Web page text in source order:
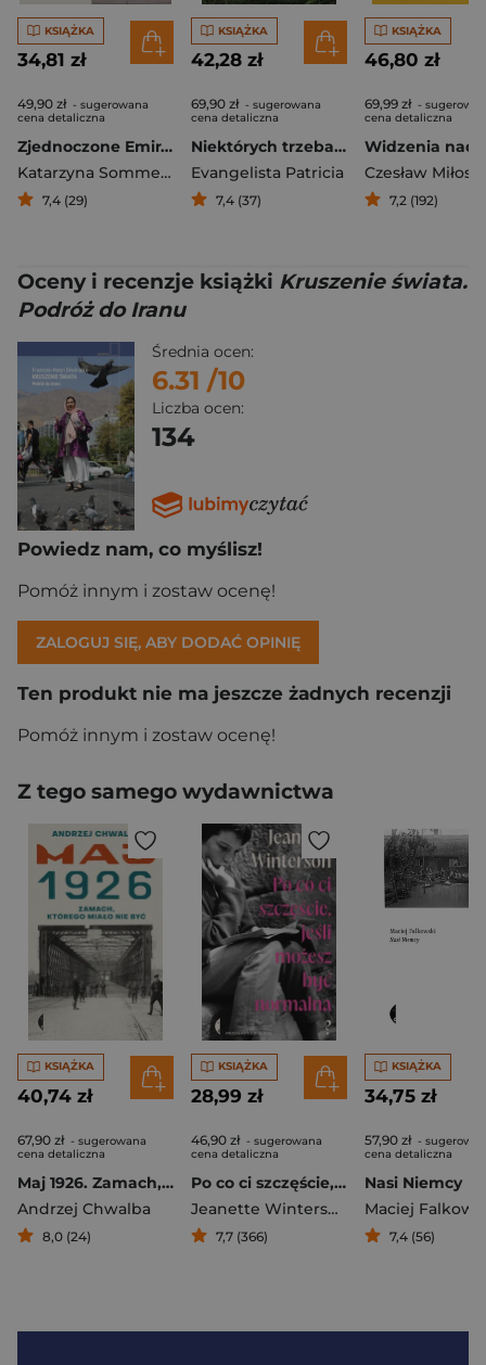
KSIĄŻKA
34,81 zł
49,90 zł - sugerowana
cena detaliczna
Zjednoczone Emiraty Arabskie. Codzienność, której nie widać na zdjęciach
Katarzyna Sommerfeld-Pluta
7,4 (29)
KSIĄŻKA
42,28 zł
69,90 zł - sugerowana
cena detaliczna
Niektórych trzeba zabić. Rządy terroru na Filipinach
Evangelista Patricia
7,4 (37)
KSIĄŻKA
46,80 zł
69,99 zł -
cena detaliczna
Czesław Miłosz
7,2 (192)
Oceny i recenzje książki Kruszenie świata.
Podróż do Iranu
Średnia ocen:
6.31 /10
Liczba ocen:
134
Powiedz nam, co myślisz!
Pomóż innym i zostaw ocenę!
ZALOGUJ SIĘ, ABY DODAĆ OPINIĘ
Ten produkt nie ma jeszcze żadnych recenzji
Pomóż innym i zostaw ocenę!
Z tego samego wydawnictwa
KSIĄŻKA
40,74 zł
67,90 zł - sugerowana
cena detaliczna
Maj 1926. Zamach, którego miało nie być
Andrzej Chwalba
8,0 (24)
KSIĄŻKA
28,99 zł
46,90 zł - sugerowana
cena detaliczna
Po co ci szczęście, jeśli możesz być normalna?
Jeanette Winterson
7,7 (366)
KSIĄŻKA
34,75 zł
57,90 zł -
cena detaliczna
Nasi Niemcy
Maciej
7,4 (56)